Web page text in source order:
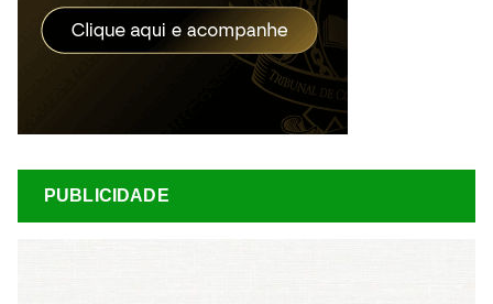
PUBLICIDADE